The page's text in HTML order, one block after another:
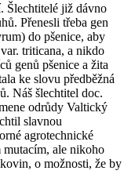
Šlechtitelé již dávno
Přenesli třeba gen
) do pšenice, aby
var. triticana, a nikdo
genů pšenice a žita
ke slovu předběžná
Náš šlechtitel doc.
odrůdy Valtický
slavnou
agrotechnické
mutacím, ale nikoho
o možnosti, že by